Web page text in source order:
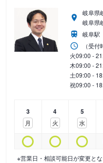
岐阜県
岐阜県
岐阜駅
（受付
火09:00 -
木09:00 -
土09:00 -
祝09:00 -
3
月
4
火
5
水
※営業日・相談可能日が変更と